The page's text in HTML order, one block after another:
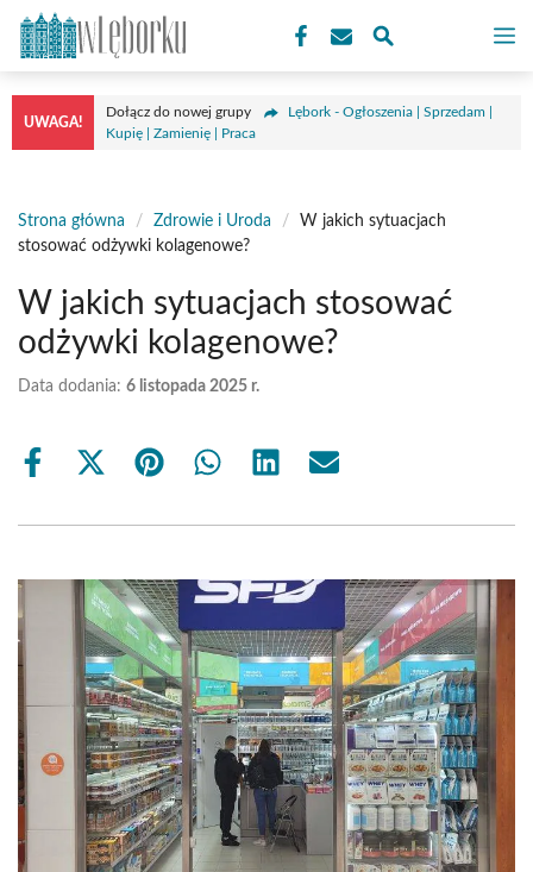
Przejdź
treści
UWAGA!
Dołącz do nowej grupy
Lębork - Ogłoszenia | Sprzedam |
Kupię | Zamienię | Praca
Strona główna / Zdrowie i Uroda /
W jakich sytuacjach
stosować odżywki kolagenowe?
W jakich sytuacjach stosować
odżywki kolagenowe?
Data dodania: 6 listopada 2025 r.
Share
Share
(Twitter)
Share Share Share Share